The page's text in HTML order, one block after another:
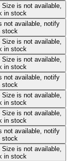
Size is not available,
in stock
not available, notify
stock
Size is not available,
in stock
Size is not available,
in stock
not available, notify
stock
Size is not available,
in stock
Size is not available,
in stock
not available, notify
stock
Size is not available,
in stock